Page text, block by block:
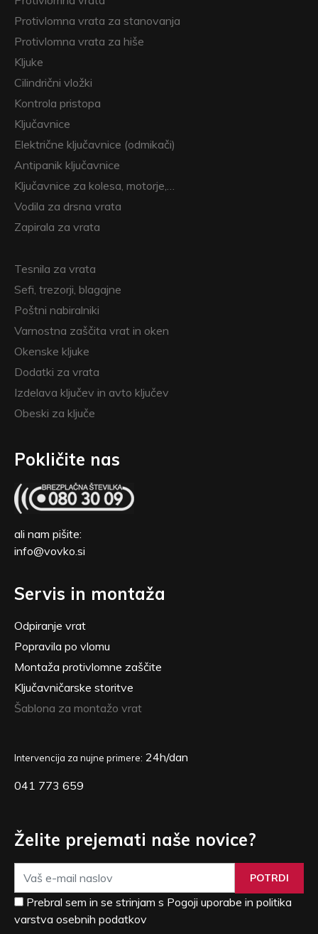
Protivlomna vrata za stanovanja
Protivlomna vrata za hiše
Kljuke
Cilindrični vložki
Kontrola pristopa
Ključavnice
Električne ključavnice (odmikači)
Antipanik ključavnice
Ključavnice za kolesa, motorje,…
Vodila za drsna vrata
Zapirala za vrata
Tesnila za vrata
Sefi, trezorji, blagajne
Poštni nabiralniki
Varnostna zaščita vrat in oken
Okenske kljuke
Dodatki za vrata
Izdelava ključev in avto ključev
Obeski za ključe
Pokličite nas
ali nam pišite:
info@vovko.si
Servis in montaža
Odpiranje vrat
Popravila po vlomu
Montaža protivlomne zaščite
Ključavničarske storitve
Šablona za montažo vrat
Intervencija za nujne primere: 24h/dan
041 773 659
Želite prejemati naše novice?
POTRDI
Prebral sem in se strinjam s Pogoji uporabe in politika
varstva osebnih podatkov